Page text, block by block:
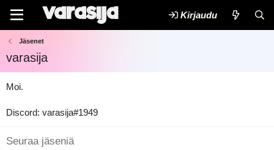
Kirjaudu
Jäsenet
varasija
Moi.
Discord: varasija#1949
Seuraa jäseniä